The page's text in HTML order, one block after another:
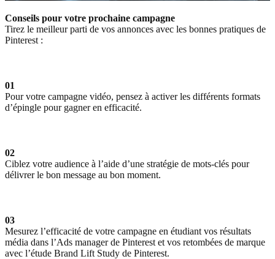
Conseils pour votre prochaine campagne
Tirez le meilleur parti de vos annonces avec les bonnes pratiques de
Pinterest :
01
Pour votre campagne vidéo, pensez à activer les différents formats
d’épingle pour gagner en efficacité.
02
Ciblez votre audience à l’aide d’une stratégie de mots-clés pour
délivrer le bon message au bon moment.
03
Mesurez l’efficacité de votre campagne en étudiant vos résultats
média dans l’Ads manager de Pinterest et vos retombées de marque
avec l’étude Brand Lift Study de Pinterest.